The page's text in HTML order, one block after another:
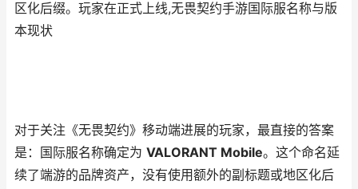
区化后缀。玩家在正式上线,无畏契约手游国际服名称与版
本现状
对于关注《无畏契约》移动端进展的玩家，最直接的答案
是：国际服名称确定为 VALORANT Mobile。这个命名延
续了端游的品牌资产，没有使用额外的副标题或地区化后